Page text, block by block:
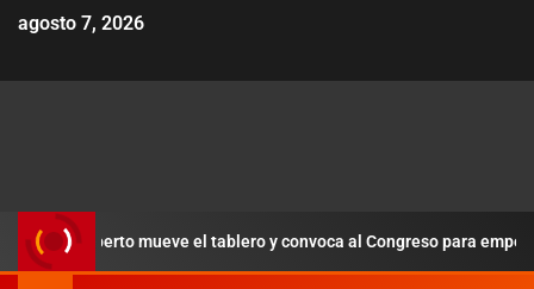
agosto 7, 2026
Alberto mueve el tablero y convoca al Congreso para empezar a